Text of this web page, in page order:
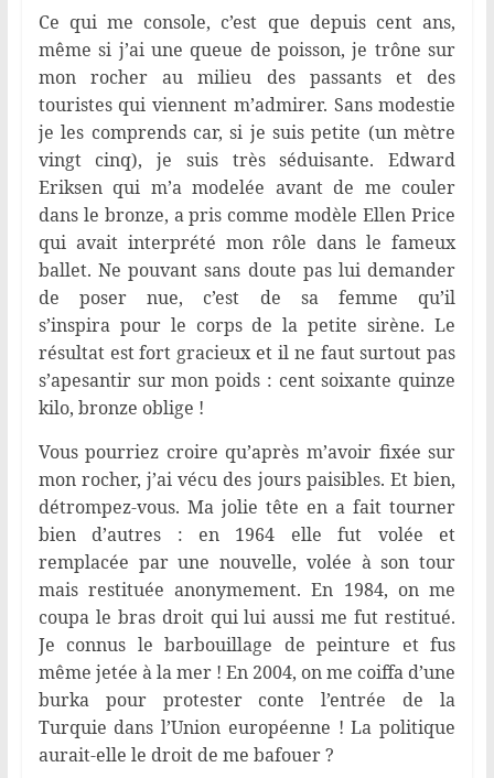
Ce qui me console, c’est que depuis cent ans,
même si j’ai une queue de poisson, je trône sur
mon rocher au milieu des passants et des
touristes qui viennent m’admirer. Sans modestie
je les comprends car, si je suis petite (un mètre
vingt cinq), je suis très séduisante. Edward
Eriksen qui m’a modelée avant de me couler
dans le bronze, a pris comme modèle Ellen Price
qui avait interprété mon rôle dans le fameux
ballet. Ne pouvant sans doute pas lui demander
de poser nue, c’est de sa femme qu’il
s’inspira pour le corps de la petite sirène. Le
résultat est fort gracieux et il ne faut surtout pas
s’apesantir sur mon poids : cent soixante quinze
kilo, bronze oblige !
Vous pourriez croire qu’après m’avoir fixée sur
mon rocher, j’ai vécu des jours paisibles. Et bien,
détrompez-vous. Ma jolie tête en a fait tourner
bien d’autres : en 1964 elle fut volée et
remplacée par une nouvelle, volée à son tour
mais restituée anonymement. En 1984, on me
coupa le bras droit qui lui aussi me fut restitué.
Je connus le barbouillage de peinture et fus
même jetée à la mer ! En 2004, on me coiffa d’une
burka pour protester conte l’entrée de la
Turquie dans l’Union européenne ! La politique
aurait-elle le droit de me bafouer ?